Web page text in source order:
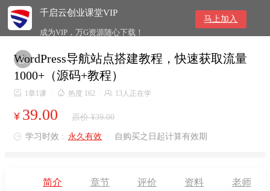
千启云创业课堂VIP
成为VIP，万G资源随心下载！
马上加入

WordPress导航站点搭建教程，快速获取流量
1000+（源码+教程）
 1章1课  热度 162  13人正在学
¥ 39.00 原价 ¥39.00
 学习时效 : 永久有效 自购买之日起计算有效期
简介 章节 评价 资料 老师